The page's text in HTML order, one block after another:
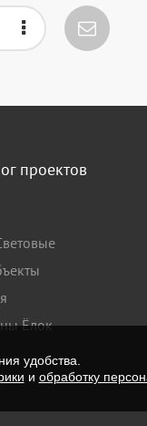
проектов
Ёлок
удобства.
и обработку